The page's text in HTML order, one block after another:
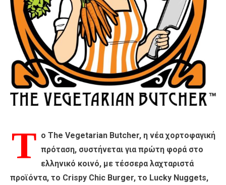
Τ ο The Vegetarian Butcher, η νέα χορτοφαγική
πρόταση, συστήνεται για πρώτη φορά στο
ελληνικό κοινό, με τέσσερα λαχταριστά
προϊόντα, το Crispy Chic Burger, το Lucky Nuggets,